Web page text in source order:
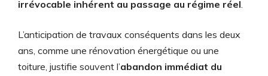
irrévocable inhérent au passage au régime réel.
L’anticipation de travaux conséquents dans les deux
ans, comme une rénovation énergétique ou une
toiture, justifie souvent l’abandon immédiat du